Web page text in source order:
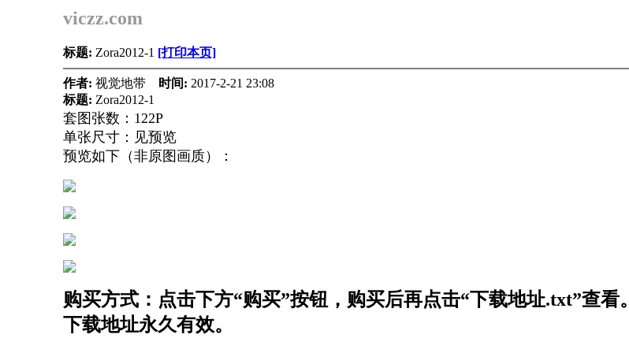
viczz.com
标题: Zora2012-1 [打印本页]
作者: 视觉地带 时间: 2017-2-21 23:08
标题: Zora2012-1
套图张数：122P
单张尺寸：见预览
预览如下（非原图画质）：
购买方式：点击下方“购买”按钮，购买后再点击“下载地址.txt”查看。
下载地址永久有效。